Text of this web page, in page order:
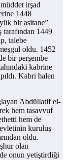
irşad
1448
bir asitane”
1449
talebe
oldu. 1452
bir perşembe
kabrine
Kabri halen
Abdüllatif el-
hem tasavvuf
hem de
kuruluş
oldu.
olan
onun yetiştirdiği